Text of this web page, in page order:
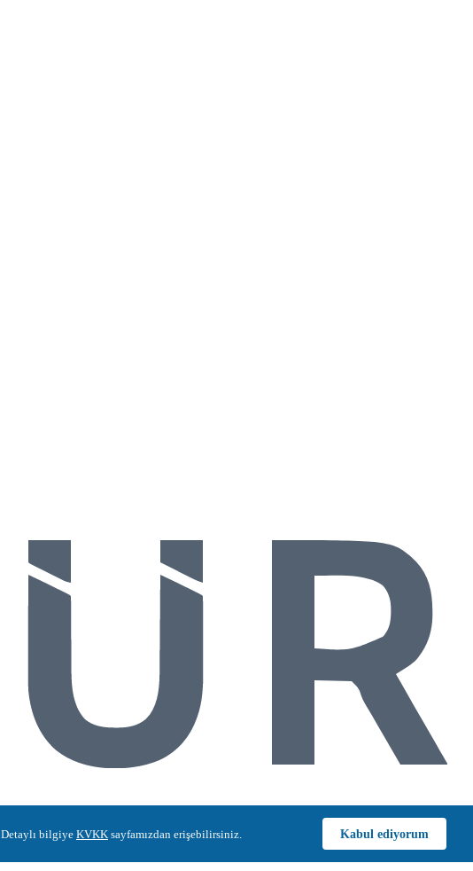
bilgiye KVKK sayfamızdan erişebilirsiniz. Kabul ediyorum